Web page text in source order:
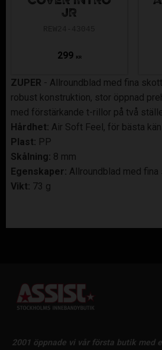
JR
299 KR
ZUPER - Allroundblad med fina
robust konstruktion, stor öppnad
med förstärkande t-rillor på två
Hårdhet: Air Soft Feel, för bästa
Plast: PP
Skålning: 8 mm
Egenskaper: Allroundblad med
Vikt: 73 g
2001 öppnade vi vår första butik med